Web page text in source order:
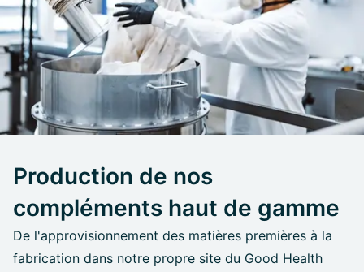
Production de nos
compléments haut de gamme
De l'approvisionnement des matières premières à la
fabrication dans notre propre site du Good Health